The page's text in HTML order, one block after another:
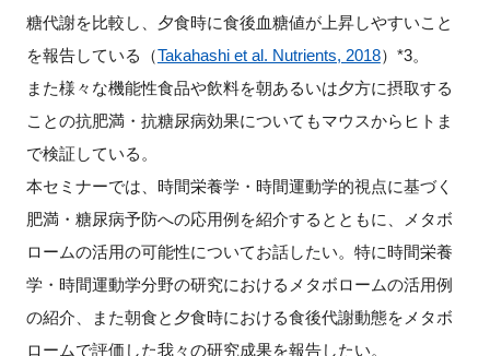
糖代謝を比較し、夕食時に食後血糖値が上昇しやすいこと
を報告している（Takahashi et al. Nutrients, 2018）*3。
また様々な機能性食品や飲料を朝あるいは夕方に摂取する
ことの抗肥満・抗糖尿病効果についてもマウスからヒトま
で検証している。
本セミナーでは、時間栄養学・時間運動学的視点に基づく
肥満・糖尿病予防への応用例を紹介するとともに、メタボ
ロームの活用の可能性についてお話したい。特に時間栄養
学・時間運動学分野の研究におけるメタボロームの活用例
の紹介、また朝食と夕食時における食後代謝動態をメタボ
ロームで評価した我々の研究成果を報告したい。